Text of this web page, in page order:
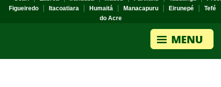
Figueiredo
Itacoatiara Humaitá Manacapuru Eirunepé
Tefé
do Acre